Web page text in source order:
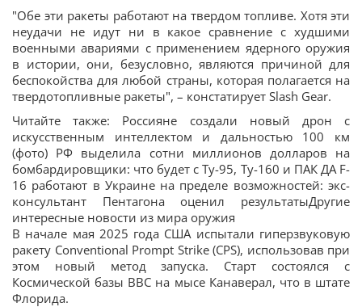
"Обе эти ракеты работают на твердом топливе. Хотя эти
неудачи не идут ни в какое сравнение с худшими
военными авариями с применением ядерного оружия
в истории, они, безусловно, являются причиной для
беспокойства для любой страны, которая полагается на
твердотопливные ракеты", – констатирует Slash Gear.
Читайте также: Россияне создали новый дрон с
искусственным интеллектом и дальностью 100 км
(фото) РФ выделила сотни миллионов долларов на
бомбардировщики: что будет с Ту-95, Ту-160 и ПАК ДА F-
16 работают в Украине на пределе возможностей: экс-
консультант Пентагона оценил результатыДругие
интересные новости из мира оружия
В начале мая 2025 года США испытали гиперзвуковую
ракету Conventional Prompt Strike (CPS), использовав при
этом новый метод запуска. Старт состоялся с
Космической базы ВВС на мысе Канаверал, что в штате
Флорида.